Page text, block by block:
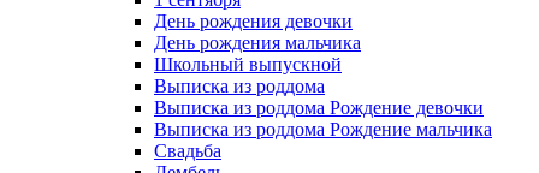
День рождения девочки
День рождения мальчика
Школьный выпускной
Выписка из роддома
Выписка из роддома Рождение девочки
Выписка из роддома Рождение мальчика
Свадьба